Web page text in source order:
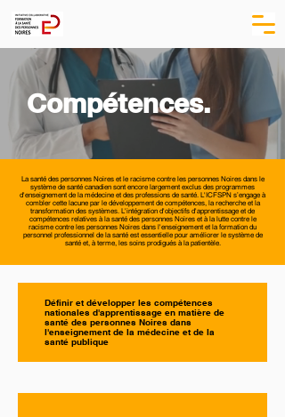
Compétences.
La santé des personnes Noires et le racisme contre les personnes Noires dans le
système de santé canadien sont encore largement exclus des programmes
d'enseignement de la médecine et des professions de santé. L'ICFSPN s’engage à
combler cette lacune par le développement de compétences, la recherche et la
transformation des systèmes. L'intégration d'objectifs d'apprentissage et de
compétences relatives à la santé des personnes Noires et à la lutte contre le
racisme contre les personnes Noires dans l'enseignement et la formation du
personnel professionnel de la santé est essentielle pour améliorer le système de
santé et, à terme, les soins prodigués à la patientèle.
Définir et développer les compétences
nationales d'apprentissage en matière de
santé des personnes Noires dans
l'enseignement de la médecine et de la
santé publique